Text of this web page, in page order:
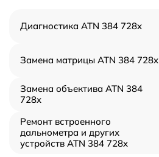
Диагностика ATN 384 728x
Замена матрицы ATN 384 728x
Замена объектива ATN 384
728x
Ремонт встроенного
дальнометра и других
устройств ATN 384 728x